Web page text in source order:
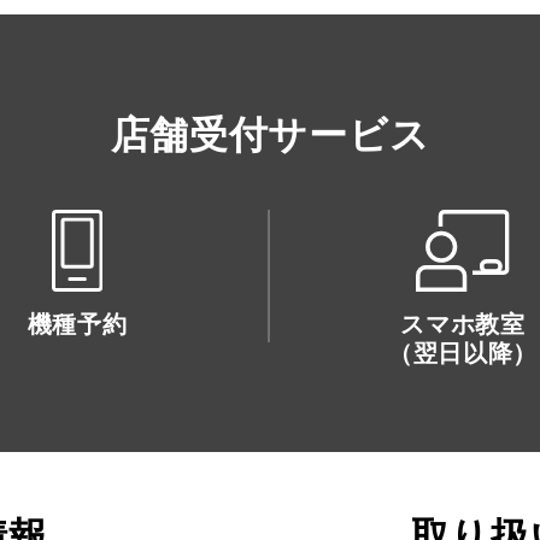
店舗受付サービス
機種予約
スマホ教室
（翌日以降）